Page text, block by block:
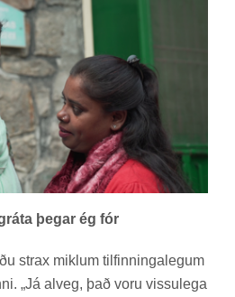
þegar ég fór
strax mikl­um til­finn­inga­leg­um
„Já al­veg, það voru vissu­lega